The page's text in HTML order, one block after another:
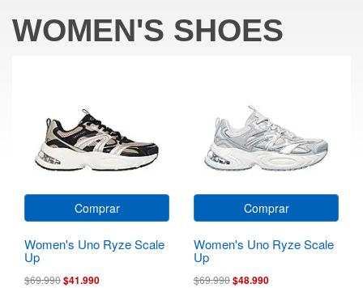
WOMEN'S SHOES
Comprar
Women's Uno Ryze Scale
Up
$69.990$41.990
Comprar
Women's Uno Ryze Scale
Up
$69.990$48.990